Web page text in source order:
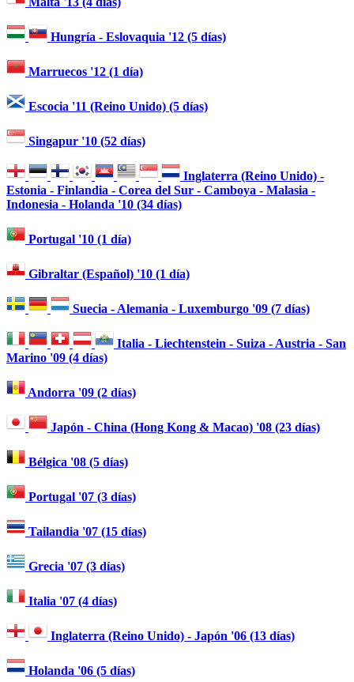
Hungría - Eslovaquia '12 (5 días)
Marruecos '12 (1 día)
Escocia '11 (Reino Unido) (5 días)
Singapur '10 (52 días)
Inglaterra (Reino Unido) -
Estonia - Finlandia - Corea del Sur - Camboya - Malasia -
Indonesia - Holanda '10 (34 días)
Portugal '10 (1 día)
Gibraltar (Español) '10 (1 día)
Suecia - Alemania - Luxemburgo '09 (7 días)
Italia - Liechtenstein - Suiza - Austria - San
Marino '09 (4 días)
Andorra '09 (2 días)
Japón - China (Hong Kong & Macao) '08 (23 días)
Bélgica '08 (5 días)
Portugal '07 (3 días)
Tailandia '07 (15 días)
Grecia '07 (3 días)
Italia '07 (4 días)
Inglaterra (Reino Unido) - Japón '06 (13 días)
Holanda '06 (5 días)